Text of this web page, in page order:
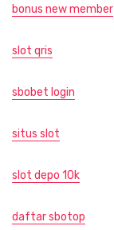
bonus new member
slot qris
sbobet login
situs slot
slot depo 10k
daftar sbotop